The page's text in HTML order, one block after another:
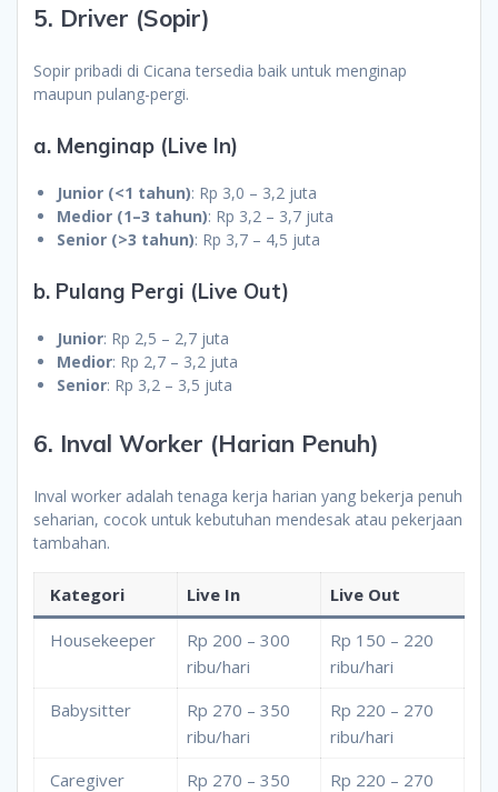
5. Driver (Sopir)
Sopir pribadi di Cicana tersedia baik untuk menginap
maupun pulang-pergi.
a. Menginap (Live In)
Junior (<1 tahun): Rp 3,0 – 3,2 juta
Medior (1–3 tahun): Rp 3,2 – 3,7 juta
Senior (>3 tahun): Rp 3,7 – 4,5 juta
b. Pulang Pergi (Live Out)
Junior: Rp 2,5 – 2,7 juta
Medior: Rp 2,7 – 3,2 juta
Senior: Rp 3,2 – 3,5 juta
6. Inval Worker (Harian Penuh)
Inval worker adalah tenaga kerja harian yang bekerja penuh
seharian, cocok untuk kebutuhan mendesak atau pekerjaan
tambahan.
Kategori Live In Live Out
Housekeeper
Rp 200 – 300
ribu/hari
Rp 150 – 220
ribu/hari
Babysitter
Rp 270 – 350
ribu/hari
Rp 220 – 270
ribu/hari
Caregiver
Rp 270 – 350
Rp 220 – 270